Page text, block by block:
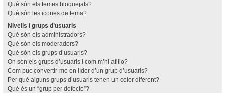
Què són els temes bloquejats?
Què són les icones de tema?
Nivells i grups d’usuaris
Què són els administradors?
Què són els moderadors?
Què són els grups d’usuaris?
On són els grups d’usuaris i com m’hi afilio?
Com puc convertir-me en líder d’un grup d’usuaris?
Per què alguns grups d’usuaris tenen un color diferent?
Què és un “grup per defecte”?